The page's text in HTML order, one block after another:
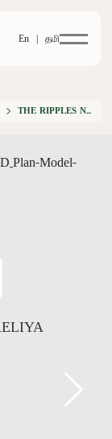
En | தமி
THE RIPPLES NUWARAELIYA